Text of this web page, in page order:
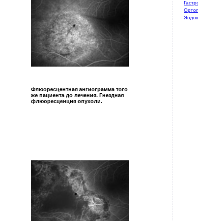
Флюоресцентная ангиограмма того
же пациента до лечения. Гнездная
флюоресценция опухоли.